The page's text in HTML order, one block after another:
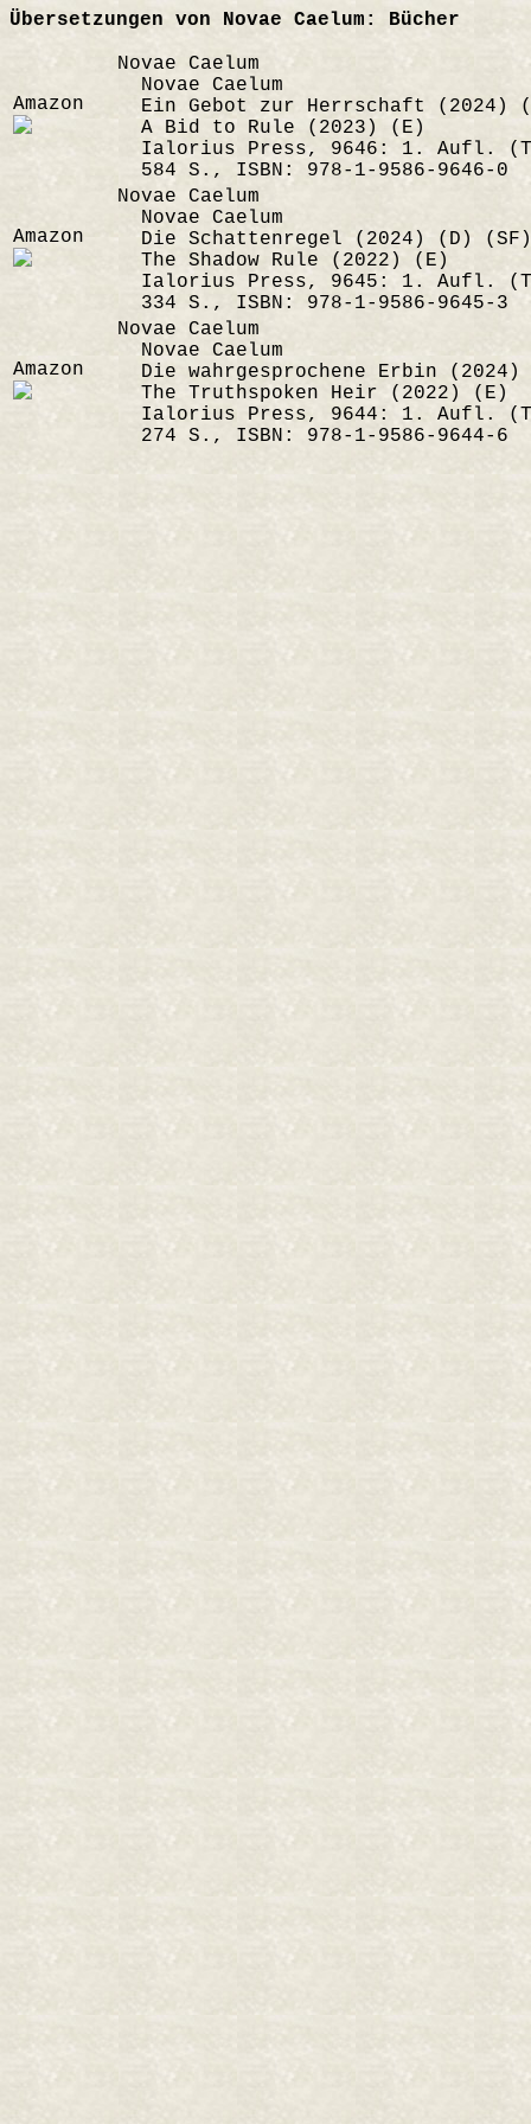
Übersetzungen von Novae Caelum: Bücher
Amazon
Novae Caelum
Novae Caelum
Ein Gebot zur Herrschaft (2024)
A Bid to Rule (2023) (E)
Ialorius Press, 9646: 1. Aufl.
584 S., ISBN: 978-1-9586-9646-0
Amazon
Novae Caelum
Novae Caelum
Die Schattenregel (2024) (D)
The Shadow Rule (2022) (E)
Ialorius Press, 9645: 1. Aufl.
334 S., ISBN: 978-1-9586-9645-3
Amazon
Novae Caelum
Novae Caelum
Die wahrgesprochene Erbin
The Truthspoken Heir (2022) (E)
Ialorius Press, 9644: 1. Aufl.
274 S., ISBN: 978-1-9586-9644-6